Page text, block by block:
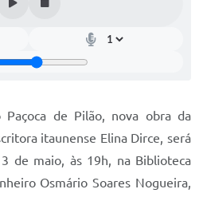
de Pilão, nova obra da
itaunense Elina Dirce, será
de maio, às 19h, na Biblioteca
Osmário Soares Nogueira,